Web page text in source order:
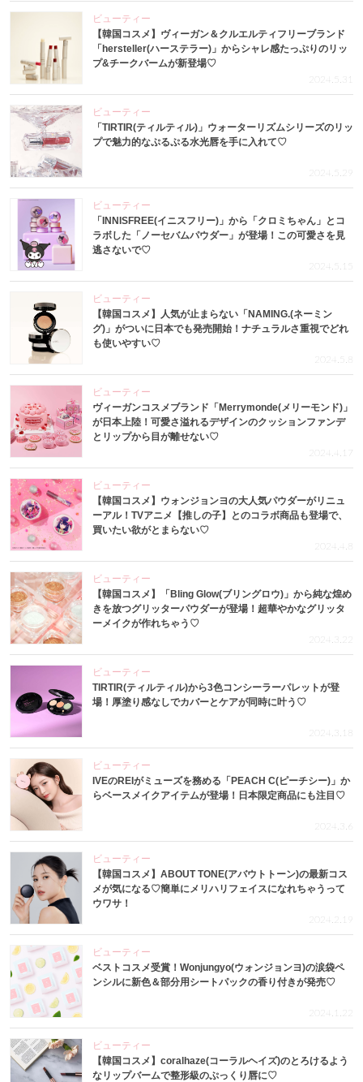
ビューティー
【韓国コスメ】ヴィーガン＆クルエルティフリーブランド
「hersteller(ハーステラー)」からシャレ感たっぷりのリッ
プ&チークバームが新登場♡
2024.5.31
ビューティー
「TIRTIR(ティルティル)」ウォーターリズムシリーズのリッ
プで魅力的なぷるぷる水光唇を手に入れて♡
2024.5.29
ビューティー
「INNISFREE(イニスフリー)」から「クロミちゃん」とコ
ラボした「ノーセバムパウダー」が登場！この可愛さを見
逃さないで♡
2024.5.15
ビューティー
【韓国コスメ】人気が止まらない「NAMING.(ネーミン
グ)」がついに日本でも発売開始！ナチュラルさ重視でどれ
も使いやすい♡
2024.5.8
ビューティー
ヴィーガンコスメブランド「Merrymonde(メリーモンド)」
が日本上陸！可愛さ溢れるデザインのクッションファンデ
とリップから目が離せない♡
2024.4.17
ビューティー
【韓国コスメ】ウォンジョンヨの大人気パウダーがリニュ
ーアル！TVアニメ【推しの子】とのコラボ商品も登場で、
買いたい欲がとまらない♡
2024.4.8
ビューティー
【韓国コスメ】「Bling Glow(ブリングロウ)」から純な煌め
きを放つグリッターパウダーが登場！超華やかなグリッタ
ーメイクが作れちゃう♡
2024.3.22
ビューティー
TIRTIR(ティルティル)から3色コンシーラーパレットが登
場！厚塗り感なしでカバーとケアが同時に叶う♡
2024.3.18
ビューティー
IVEのREIがミューズを務める「PEACH C(ピーチシー)」か
らベースメイクアイテムが登場！日本限定商品にも注目♡
2024.3.6
ビューティー
【韓国コスメ】ABOUT TONE(アバウトトーン)の最新コス
メが気になる♡簡単にメリハリフェイスになれちゃうって
ウワサ！
2024.2.19
ビューティー
ベストコスメ受賞！Wonjungyo(ウォンジョンヨ)の涙袋ペ
ンシルに新色＆部分用シートパックの香り付きが発売♡
2024.1.22
ビューティー
【韓国コスメ】coralhaze(コーラルヘイズ)のとろけるよう
なリップバームで整形級のぷっくり唇に♡